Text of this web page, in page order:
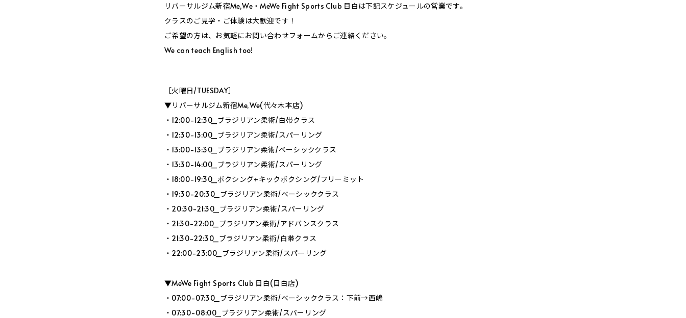
リバーサルジム新宿Me,We・MeWe Fight Sports Club 目白は下記スケジュールの営業です。
クラスのご見学・ご体験は大歓迎です！
ご希望の方は、お気軽にお問い合わせフォームからご連絡ください。
We can teach English too!
［火曜日/TUESDAY］
▼リバーサルジム新宿Me,We(代々木本店)
・12:00-12:30_ブラジリアン柔術/白帯クラス
・12:30-13:00_ブラジリアン柔術/スパーリング
・13:00-13:30_ブラジリアン柔術/ベーシッククラス
・13:30-14:00_ブラジリアン柔術/スパーリング
・18:00-19:30_ボクシング+キックボクシング/フリーミット
・19:30-20:30_ブラジリアン柔術/ベーシッククラス
・20:30-21:30_ブラジリアン柔術/スパーリング
・21:30-22:00_ブラジリアン柔術/アドバンスクラス
・21:30-22:30_ブラジリアン柔術/白帯クラス
・22:00-23:00_ブラジリアン柔術/スパーリング
▼MeWe Fight Sports Club 目白(目白店)
・07:00-07:30_ブラジリアン柔術/ベーシッククラス：下前→西嶋
・07:30-08:00_ブラジリアン柔術/スパーリング